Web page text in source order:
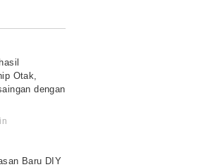
Otak,
dengan
Baru DIY